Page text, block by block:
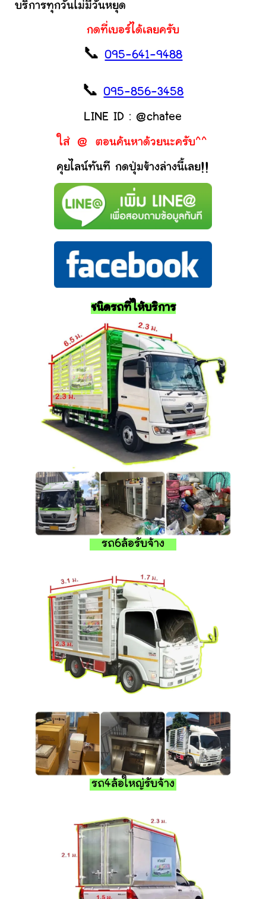
บริการทุกวันไม่มีวันหยุด
กดที่เบอร์ได้เลยครับ
📞095-641-9488
📞095-856-3458
LINE ID : @chatee
ใส่ @ ตอนค้นหาด้วยนะครับ^^
คุยไลน์ทันที กดปุ่มข้างล่างนี้เลย!!
ชนิดรถที่ให้บริการ
รถ6ล้อรับจ้าง
รถ4ล้อใหญ่รับจ้าง